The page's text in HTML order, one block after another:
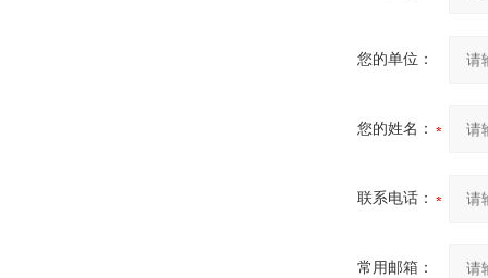
您的单位：
您的姓名：
联系电话：
常用邮箱：